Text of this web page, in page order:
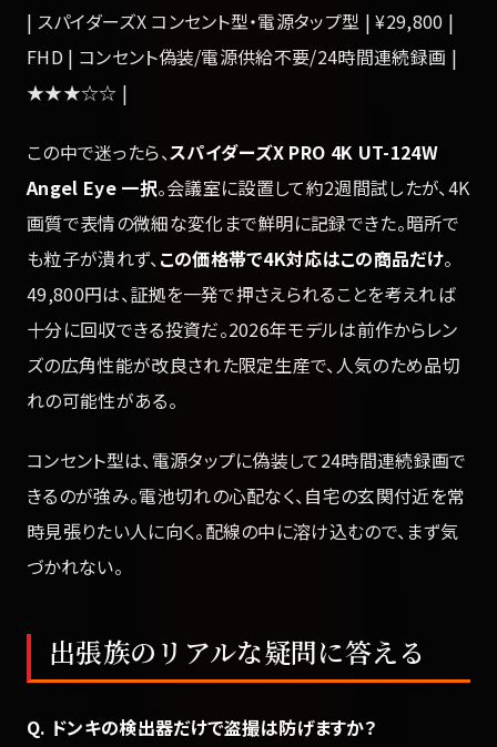
| スパイダーズX コンセント型・電源タップ型 | ¥29,800 |
FHD | コンセント偽装/電源供給不要/24時間連続録画 |
★★★☆☆ |
この中で迷ったら、スパイダーズX PRO 4K UT-124W
Angel Eye 一択。会議室に設置して約2週間試したが、4K
画質で表情の微細な変化まで鮮明に記録できた。暗所で
も粒子が潰れず、この価格帯で4K対応はこの商品だけ。
49,800円は、証拠を一発で押さえられることを考えれば
十分に回収できる投資だ。2026年モデルは前作からレン
ズの広角性能が改良された限定生産で、人気のため品切
れの可能性がある。
コンセント型は、電源タップに偽装して24時間連続録画で
きるのが強み。電池切れの心配なく、自宅の玄関付近を常
時見張りたい人に向く。配線の中に溶け込むので、まず気
づかれない。
出張族のリアルな疑問に答える
Q. ドンキの検出器だけで盗撮は防げますか？